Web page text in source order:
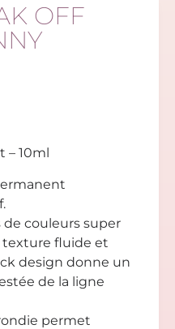
OFF
10ml
de couleurs super
texture fluide et
design donne un
de la ligne
permet